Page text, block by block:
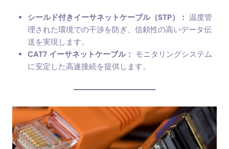
シールド付きイーサネットケーブル（STP）： 温度管
理された環境での干渉を防ぎ、信頼性の高いデータ伝
送を実現します。
CAT7 イーサネットケーブル： モニタリングシステム
に安定した高速接続を提供します。